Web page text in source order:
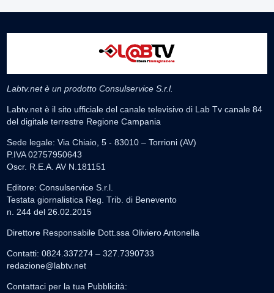
Labtv.net è un prodotto Consulservice S.r.l.
Labtv.net è il sito ufficiale del canale televisivo di Lab Tv canale 84
del digitale terrestre Regione Campania
Sede legale: Via Chiaio, 5 - 83010 – Torrioni (AV)
P.IVA 02757950643
Oscr. R.E.A. AV N.181151
Editore: Consulservice S.r.l.
Testata giornalistica Reg. Trib. di Benevento
n. 244 del 26.02.2015
Direttore Responsabile Dott.ssa Oliviero Antonella
Contatti: 0824.337274 – 327.7390733
redazione@labtv.net
Contattaci per la tua Pubblicità: